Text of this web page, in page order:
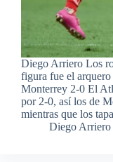
Diego Arriero Los
figura fue el
Monterrey 2-0 El
por 2-0, así los de
mientras que los
Diego Arriero